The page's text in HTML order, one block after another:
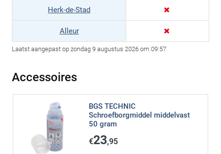
Herk-de-Stad
Alleur
Laatst aangepast op zondag 9 augustus 2026 om 09:57
Accessoires
BGS TECHNIC
Schroefborgmiddel middelvast
50 gram
€23,95